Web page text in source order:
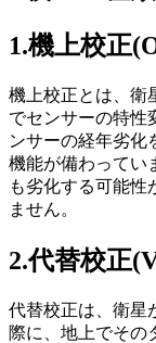
1.機上校正
機上校正と は、衛
でセンサーの特性
ンサーの経年劣化
機能が備わってい
も劣化する可能性
ません。
2.代替校正
代替校正は、衛星
際に、地上でその